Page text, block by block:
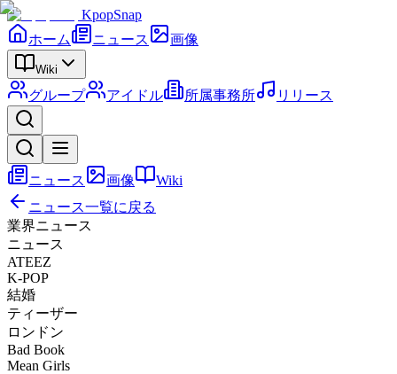
KpopSnap
ホーム
ニュース 画像
Wiki
グループ アイドル 所属事務所 リリース
ニュース 画像
Wiki
ニュース一覧に戻る
業界ニュース
ニュース
ATEEZ
K-POP
結婚
ティーザー
ロンドン
Bad Book
Mean Girls